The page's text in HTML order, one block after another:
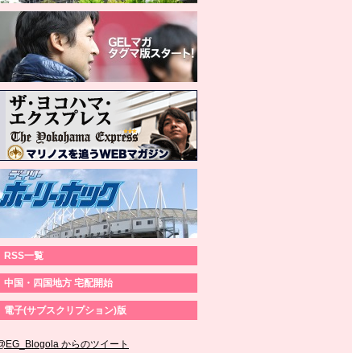
RSS一覧
中国・四国地方 宅配開始
電子(サブスクリプション)版
からのツイート